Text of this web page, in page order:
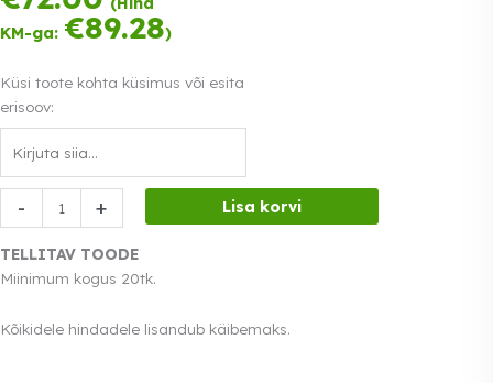
KM-ga: €89.28)
Küsi toote kohta küsimus või esita
erisoov:
-
pruun
samet
kogus
+ Lisa korvi
TELLITAV TOODE
Miinimum kogus 20tk.
Kõikidele hindadele lisandub käibemaks.